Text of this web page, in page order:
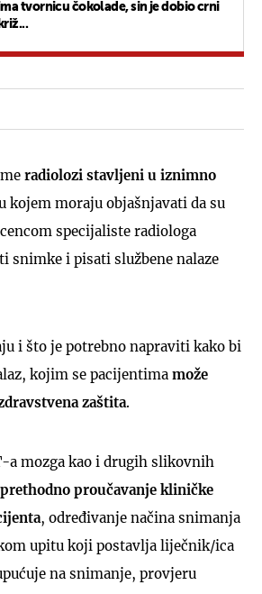
tvornicu čokolade, sin je dobio crni
križ...
radiolozi stavljeni u iznimno
kojem moraju objašnjavati da su
specijaliste radiologa
snimke i pisati službene nalaze
i što je potrebno napraviti kako bi
kojim se pacijentima može
zaštita.
a mozga kao i drugih slikovnih
prethodno proučavanje kliničke
, određivanje načina snimanja
upitu koji postavlja liječnik/ica
na snimanje, provjeru